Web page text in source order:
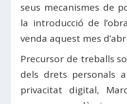
seus mecanismes de
la introducció de
venda aquest mes
Precursor de treballs
dels drets personals
privacitat digital,